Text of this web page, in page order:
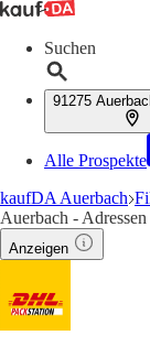
Suchen
91275
Alle Prospekte
kaufDA Auerbach
Auerbach -
Anzeigen